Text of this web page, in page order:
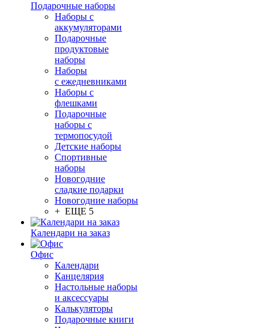
Подарочные наборы
Наборы с
аккумуляторами
Подарочные
продуктовые
наборы
Наборы
с ежедневниками
Наборы с
флешками
Подарочные
наборы с
термопосудой
Детские наборы
Спортивные
наборы
Новогодние
сладкие подарки
Новогодние наборы
+ ЕЩЕ 5
Календари на заказ
Офис
Календари
Канцелярия
Настольные наборы
и аксессуары
Калькуляторы
Подарочные книги